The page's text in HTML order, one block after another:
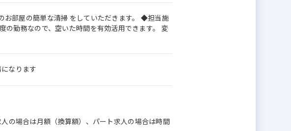
部屋の簡単な清掃 をしていただきます。 ◆担当施
勤務なので、空いた時間を有効活用できます。 変
なります
の場合は月額（換算額）、パート求人の場合は時間